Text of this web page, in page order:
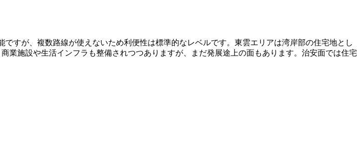
すが、複数路線が使えないため利便性は標準的なレベルです。東雲エリアは湾岸部の住宅地とし
業施設や生活インフラも整備されつつありますが、まだ発展途上の面もあります。治安面では住宅